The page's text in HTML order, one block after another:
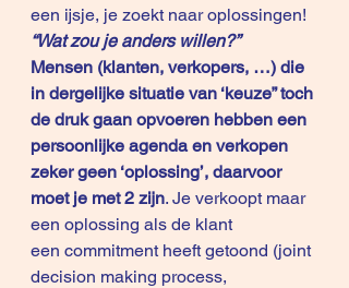
een ijsje, je zoekt naar oplossingen!
“Wat zou je anders willen?”
Mensen (klanten, verkopers, …) die
in dergelijke situatie van ‘keuze” toch
de druk gaan opvoeren hebben een
persoonlijke agenda en verkopen
zeker geen ‘oplossing’, daarvoor
moet je met 2 zijn. Je verkoopt maar
een oplossing als de klant
een commitment heeft getoond (joint
decision making process,